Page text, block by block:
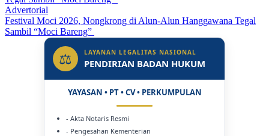
Advertorial
Festival Moci 2026, Nongkrong di Alun-Alun Hanggawana Tegal
Sambil “Moci Bareng”
⚖ LAYANAN LEGALITAS NASIONAL
PENDIRIAN BADAN HUKUM
YAYASAN • PT • CV • PERKUMPULAN
- Akta Notaris Resmi
- Pengesahan Kementerian